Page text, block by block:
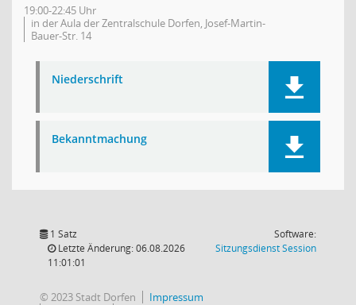
19:00-22:45 Uhr
in der Aula der Zentralschule Dorfen, Josef-Martin-
Bauer-Str. 14
Niederschrift
Bekanntmachung
1 Satz
Letzte Änderung: 06.08.2026
11:01:01
Software:
SitzungsdienstSession(Wird in
© 2023 Stadt Dorfen
Impressum